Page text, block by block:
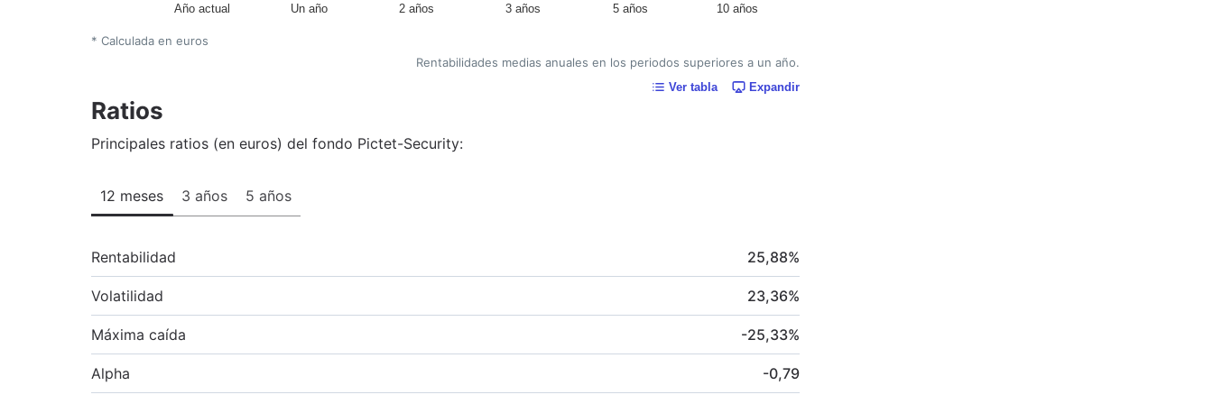
Año actual Un año 2 años 3 años 5 años 10 años
* Calculada en euros
Rentabilidades medias anuales en los periodos superiores a un año.
Ver tabla Expandir
Ratios
Principales ratios (en euros) del fondo Pictet-Security:
12 meses 3 años 5 años
Rentabilidad 25,88%
Volatilidad 23,36%
Máxima caída -25,33%
Alpha -0,79